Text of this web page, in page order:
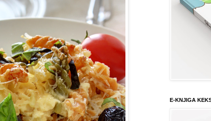
E-KNJIGA